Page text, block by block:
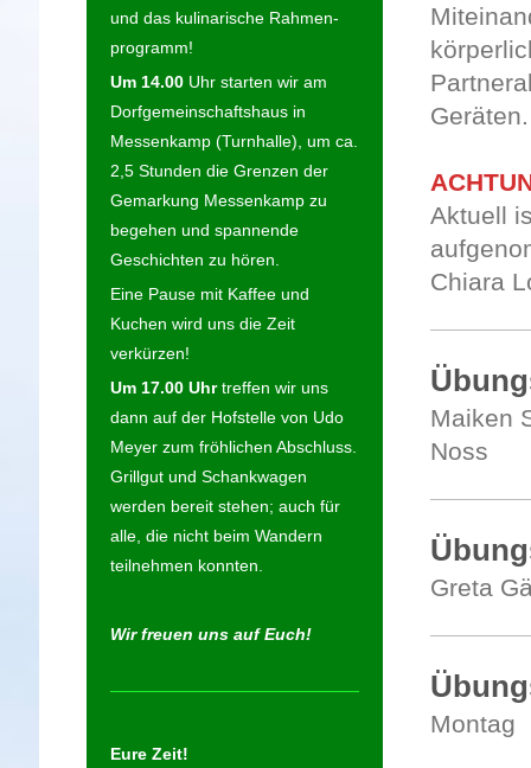
Geräten.
Aktuell
Chiara
Maiken
Noss
Greta
Montag
und das kulinarische Rahmen-
programm!
Um 14.00Uhr starten wir am
Dorfgemeinschaftshaus in
Messenkamp (Turnhalle), um ca.
2,5 Stunden die Grenzen der
Gemarkung Messenkamp zu
begehen und spannende
Geschichten zu hören.
Eine Pause mit Kaffee und
Kuchen wird uns die Zeit
verkürzen!
Um 17.00 Uhrtreffen wir uns
dann auf der Hofstelle von Udo
Meyer zum fröhlichen Abschluss.
Grillgut und Schankwagen
werden bereit stehen; auch für
alle, die nicht beim Wandern
teilnehmen konnten.
Wir freuen uns auf Euch!
Eure Zeit!